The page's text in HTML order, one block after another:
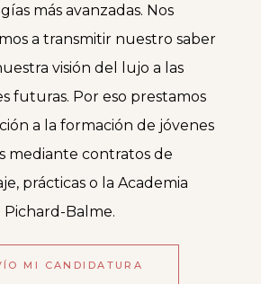
más avanzadas. Nos
a transmitir nuestro saber
visión del lujo a las
futuras. Por eso prestamos
a la formación de jóvenes
mediante contratos de
prácticas o la Academia
Pichard-Balme.
MI CANDIDATURA